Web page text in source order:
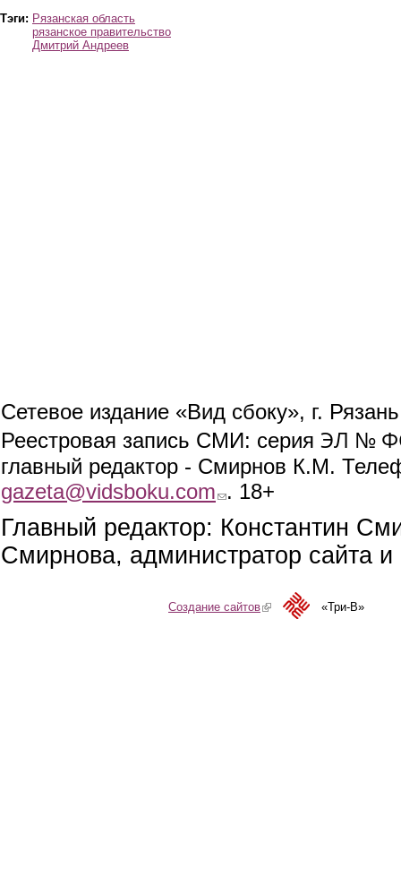
Тэги: Рязанская область
рязанское правительство
Дмитрий Андреев
Сетевое издание «Вид сбоку», г.
Реестровая запись СМИ: серия ЭЛ №
главный редактор - Смирнов К.М.
gazeta@vidsboku.com (link sends e-mail)
. 18+
Главный редактор: Константин
Смирнова, администратор сайта
Создание сайтов(link is external)«Три-В»